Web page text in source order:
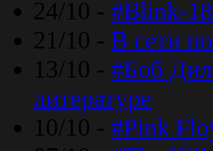
24/10 - #Blink-
21/10 - В сети
13/10 - #Боб
литературе
10/10 - #Pink